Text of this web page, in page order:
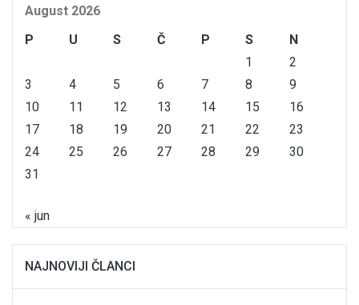
August 2026
P
U S Č P S
N
1
2
3
4 5 6 7 8
9
10
11 12 13 14 15
16
17
18 19 20 21 22
23
24
25 26 27 28 29
30
31
« jun
NAJNOVIJI ČLANCI